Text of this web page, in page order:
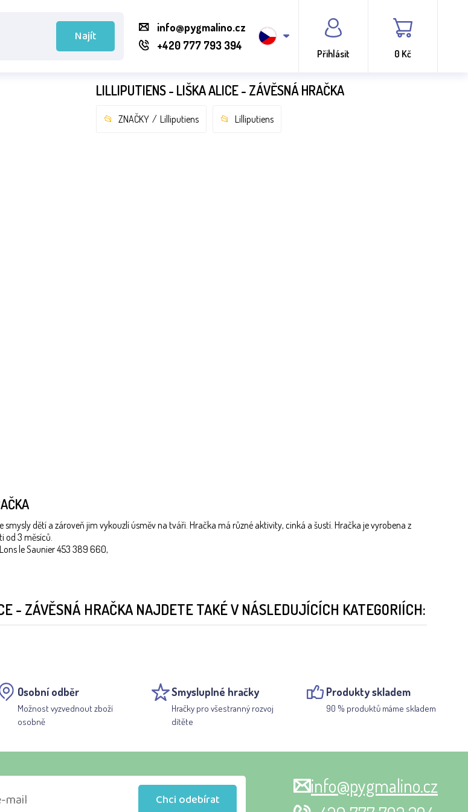
Najít
info@pygmalino.cz
+420 777 793 394
Přihlásit 0 Kč
LILLIPUTIENS - LIŠKA ALICE - ZÁVĚSNÁ HRAČKA
ZNAČKY Lilliputiens Lilliputiens
dětí a zároveň jim vykouzlí úsměv na tváři. Hračka má různé aktivity, cinká a šustí. Hračka je vyrobena z
od 3 měsíců.
Lons le Saunier 453 389 660,
- ZÁVĚSNÁ HRAČKA NAJDETE TAKÉ V NÁSLEDUJÍCÍCH KATEGORIÍCH:
Osobní odběr
Možnost vyzvednout zboží
osobně
Smysluplné hračky
Hračky pro všestranný rozvoj
dítěte
Produkty skladem
90 % produktů máme skladem
Chci odebírat
info@pygmalino.cz